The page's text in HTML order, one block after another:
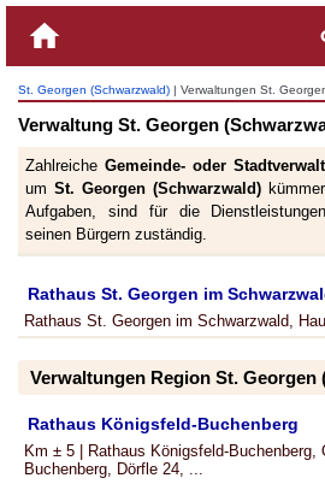
St. Georgen (Schwarzwald) | Verwaltungen St.
Verwaltung St. Georgen
ZahlreicheGemeinde- oder
um St. Georgen (Schwarzwald)
Aufgaben, sind für die
seinen Bürgern zuständig.
Rathaus St. Georgen im
Rathaus St. Georgen im Schwarzwald,
Verwaltungen Region St. Georgen
Rathaus Königsfeld-Buchenberg
Km ± 5 | Rathaus Königsfeld-Buchenberg,
Buchenberg, Dörfle 24, ...